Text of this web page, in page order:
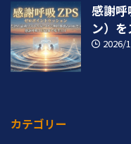
感謝呼
ン）
2026/
カテゴリー